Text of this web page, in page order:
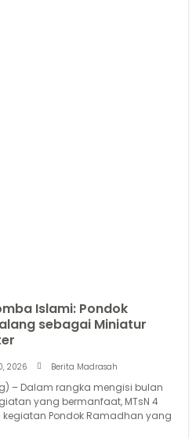
Islami: Pondok
sebagai Miniatur
2026 Berita Madrasah
– Dalam rangka mengisi bulan
yang bermanfaat, MTsN 4
Pondok Ramadhan yang